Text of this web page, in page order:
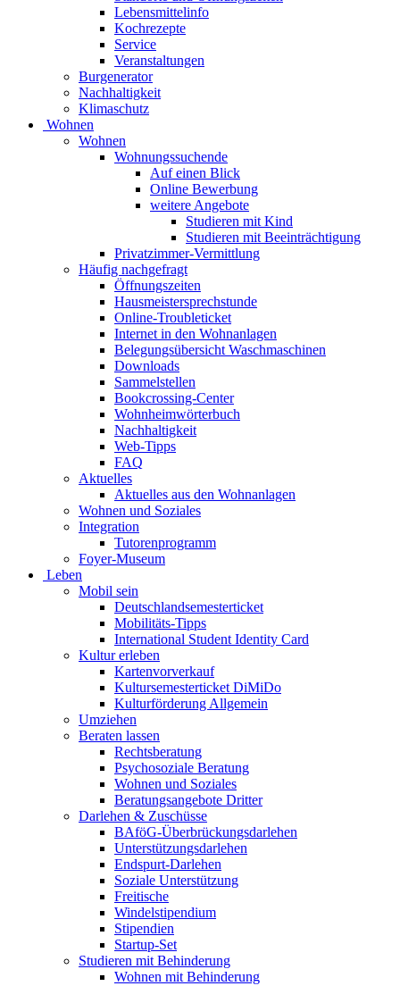
Lebensmittelinfo
Kochrezepte
Service
Veranstaltungen
Burgenerator
Nachhaltigkeit
Klimaschutz
Wohnen
Wohnen
Wohnungssuchende
Auf einen Blick
Online Bewerbung
weitere Angebote
Studieren mit Kind
Studieren mit Beeinträchtigung
Privatzimmer-Vermittlung
Häufig nachgefragt
Öffnungszeiten
Hausmeistersprechstunde
Online-Troubleticket
Internet in den Wohnanlagen
Belegungsübersicht Waschmaschinen
Downloads
Sammelstellen
Bookcrossing-Center
Wohnheimwörterbuch
Nachhaltigkeit
Web-Tipps
FAQ
Aktuelles
Aktuelles aus den Wohnanlagen
Wohnen und Soziales
Integration
Tutorenprogramm
Foyer-Museum
Leben
Mobil sein
Deutschlandsemesterticket
Mobilitäts-Tipps
International Student Identity Card
Kultur erleben
Kartenvorverkauf
Kultursemesterticket DiMiDo
Kulturförderung Allgemein
Umziehen
Beraten lassen
Rechtsberatung
Psychosoziale Beratung
Wohnen und Soziales
Beratungsangebote Dritter
Darlehen & Zuschüsse
BAföG-Überbrückungsdarlehen
Unterstützungsdarlehen
Endspurt-Darlehen
Soziale Unterstützung
Freitische
Windelstipendium
Stipendien
Startup-Set
Studieren mit Behinderung
Wohnen mit Behinderung